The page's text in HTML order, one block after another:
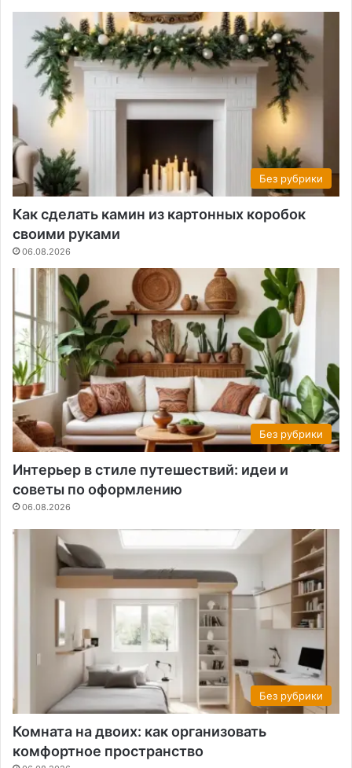
Без рубрики
Как сделать камин из картонных коробок
своими руками
06.08.2026
Без рубрики
Интерьер в стиле путешествий: идеи и
советы по оформлению
06.08.2026
Без рубрики
Комната на двоих: как организовать
комфортное пространство